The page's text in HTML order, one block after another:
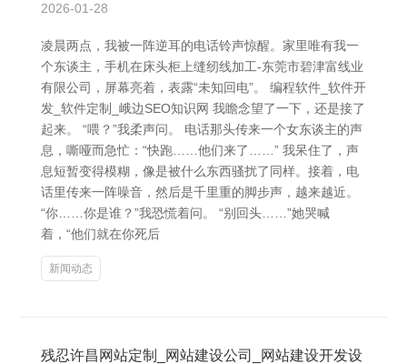
2026-01-28
凌晨两点，我被一阵逆耳的电话铃声惊醒。家里唯有我一
个东谈主，手机在床头柜上缝纫线加工-东莞市碧津富线业
有限公司，屏幕亮着，表露“未知回电”。 编程软件_软件开
发_软件定制_峨边SEO知识网 我瞻念望了一下，还是接了
起来。 “喂？”我柔声问。 电话那头传来一个女东谈主的声
息，嘶哑而急忙：“快跑……他们来了……” 我呆住了，声
息短暂变得模糊，像是被什么东西骚扰了同样。接着，电
话里传来一阵噪音，然后是千里重的脚步声，越来越近。
“你……你是谁？”我恐慌着问。 “别回头……”她哭喊
着，“他们就在你死后
新闻动态
残忍许昌网站定制_网站建设公司_网站建设开发设